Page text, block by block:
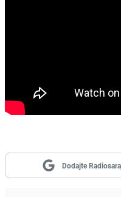
Dodajte